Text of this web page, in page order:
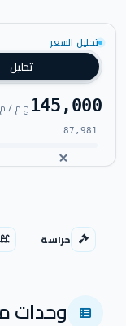
تحليل السعر
تحليل
145,000ج.م / م² · سعر هذه الوحدة
87,981
حراسة
وحدات